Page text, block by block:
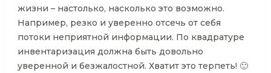
жизни – настолько, насколько это возможно.
Например, резко и уверенно отсечь от себя
потоки неприятной информации. По квадратуре
инвентаризация должна быть довольно
уверенной и безжалостной. Хватит это терпеть! 🙂